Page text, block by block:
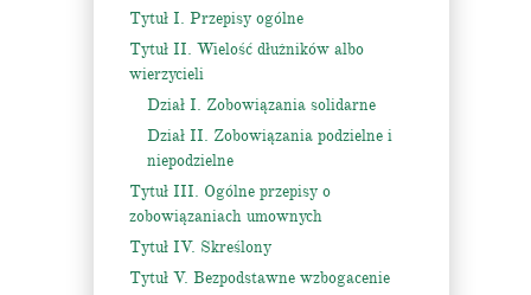
Tytuł I. Przepisy ogólne
Tytuł II. Wielość dłużników albo
wierzycieli
Dział I. Zobowiązania solidarne
Dział II. Zobowiązania podzielne i
niepodzielne
Tytuł III. Ogólne przepisy o
zobowiązaniach umownych
Tytuł IV. Skreślony
Tytuł V. Bezpodstawne wzbogacenie